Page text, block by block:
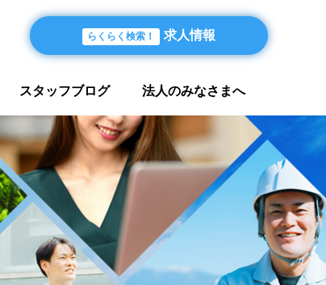
らくらく検索！ 求人情報
スタッフブログ 法人のみなさまへ